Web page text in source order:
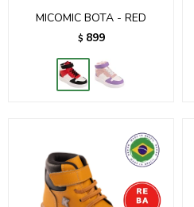
MICOMIC BOTA - RED
$ 899